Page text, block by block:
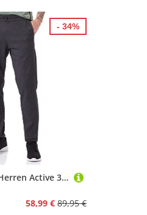
Odlo Laufhose Herren Active 365 I Sporthose Jogginghose I Herren
58,99 € 89,95 €
- 34%